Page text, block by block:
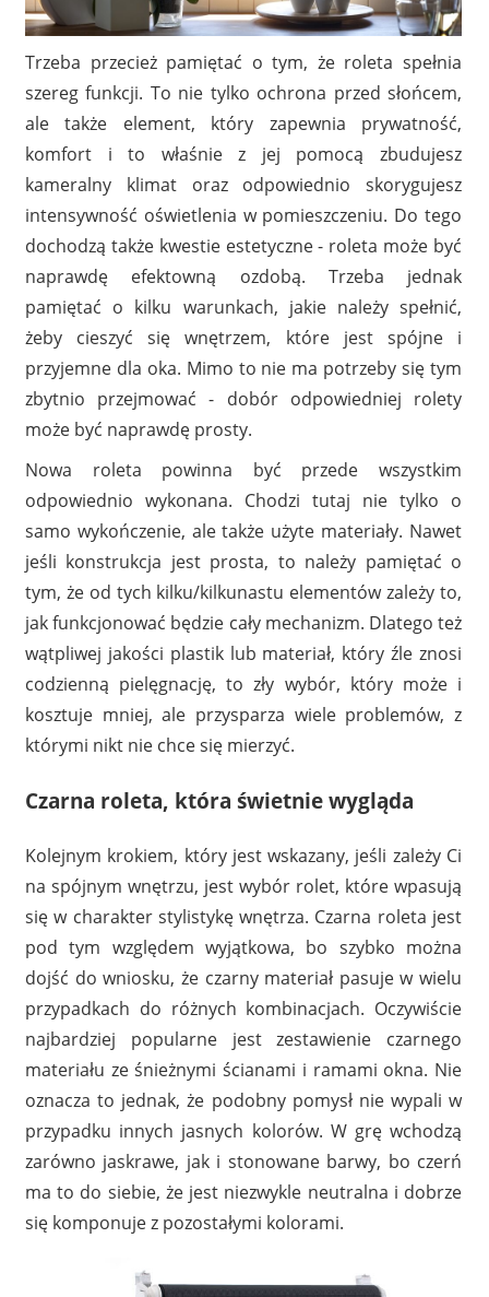
Trzeba przecież pamiętać o tym, że roleta spełnia
szereg funkcji. To nie tylko ochrona przed słońcem,
ale także element, który zapewnia prywatność,
komfort i to właśnie z jej pomocą zbudujesz
kameralny klimat oraz odpowiednio skorygujesz
intensywność oświetlenia w pomieszczeniu. Do tego
dochodzą także kwestie estetyczne - roleta może być
naprawdę efektowną ozdobą. Trzeba jednak
pamiętać o kilku warunkach, jakie należy spełnić,
żeby cieszyć się wnętrzem, które jest spójne i
przyjemne dla oka. Mimo to nie ma potrzeby się tym
zbytnio przejmować - dobór odpowiedniej rolety
może być naprawdę prosty.
Nowa roleta powinna być przede wszystkim
odpowiednio wykonana. Chodzi tutaj nie tylko o
samo wykończenie, ale także użyte materiały. Nawet
jeśli konstrukcja jest prosta, to należy pamiętać o
tym, że od tych kilku/kilkunastu elementów zależy to,
jak funkcjonować będzie cały mechanizm. Dlatego też
wątpliwej jakości plastik lub materiał, który źle znosi
codzienną pielęgnację, to zły wybór, który może i
kosztuje mniej, ale przysparza wiele problemów, z
którymi nikt nie chce się mierzyć.
Czarna roleta, która świetnie wygląda
Kolejnym krokiem, który jest wskazany, jeśli zależy Ci
na spójnym wnętrzu, jest wybór rolet, które wpasują
się w charakter stylistykę wnętrza. Czarna roleta jest
pod tym względem wyjątkowa, bo szybko można
dojść do wniosku, że czarny materiał pasuje w wielu
przypadkach do różnych kombinacjach. Oczywiście
najbardziej popularne jest zestawienie czarnego
materiału ze śnieżnymi ścianami i ramami okna. Nie
oznacza to jednak, że podobny pomysł nie wypali w
przypadku innych jasnych kolorów. W grę wchodzą
zarówno jaskrawe, jak i stonowane barwy, bo czerń
ma to do siebie, że jest niezwykle neutralna i dobrze
się komponuje z pozostałymi kolorami.